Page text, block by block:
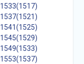
1533(1517)
1537(1521)
1541(1525)
1545(1529)
1549(1533)
1553(1537)